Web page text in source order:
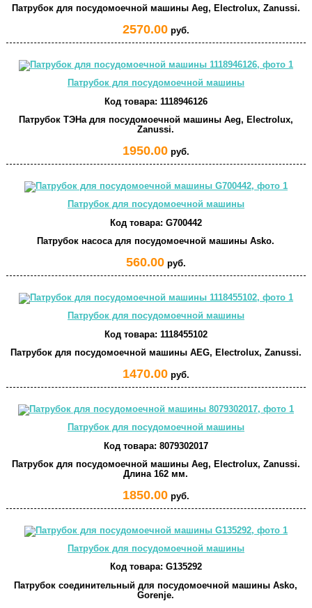
Патрубок для посудомоечной машины Aeg, Electrolux, Zanussi.
2570.00руб.
Патрубок для посудомоечной машины
Код товара: 1118946126
Патрубок ТЭНа для посудомоечной машины Aeg, Electrolux,
Zanussi.
1950.00руб.
Патрубок для посудомоечной машины
Код товара: G700442
Патрубок насоса для посудомоечной машины Asko.
560.00руб.
Патрубок для посудомоечной машины
Код товара: 1118455102
Патрубок для посудомоечной машины AEG, Electrolux, Zanussi.
1470.00руб.
Патрубок для посудомоечной машины
Код товара: 8079302017
Патрубок для посудомоечной машины Aeg, Electrolux, Zanussi.
Длина 162 мм.
1850.00руб.
Патрубок для посудомоечной машины
Код товара: G135292
Патрубок соединительный для посудомоечной машины Asko,
Gorenje.